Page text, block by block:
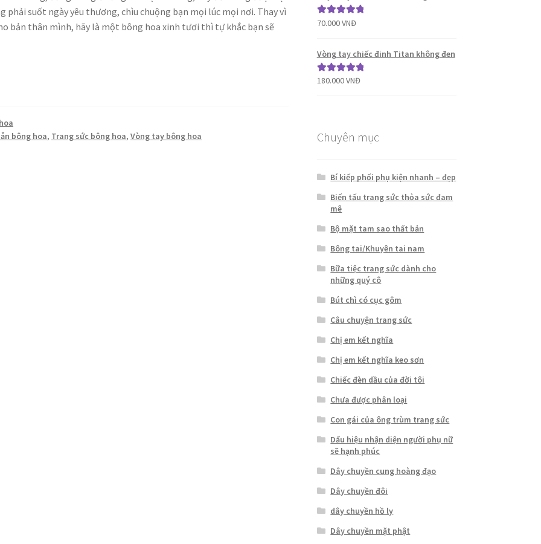
phải suốt ngày yêu thương, chìu chuộng bạn mọi lúc mọi nơi. Thay vì
bản thân mình, hãy là một bông hoa xinh tươi thì tự khắc bạn sẽ
bông hoa, Trang sức bông hoa,Vòng tay bông hoa
Được xếp
sao
70.000VNĐ
Vòng tay chiếc đinh Titan không đen
Được xếp
180.000VNĐ
Chuyên mục
Bí kiếp phối phụ kiện nhanh – đẹp
Biến tấu trang sức thỏa sức đam
mê
Bộ mặt tam sao thất bản
Bông tai/Khuyên tai nam
Bữa tiệc trang sức dành cho
những quý cô
Bút chì có cục gôm
Câu chuyện trang sức
Chị em kết nghĩa
Chị em kết nghĩa keo sơn
Chiếc đèn dầu của đời tôi
Chưa được phân loại
Con gái của ông trùm trang sức
Dấu hiệu nhận diện người phụ nữ
sẽ hạnh phúc
Dây chuyền cung hoàng đạo
Dây chuyền đôi
dây chuyền hồ ly
Dây chuyền mặt phật